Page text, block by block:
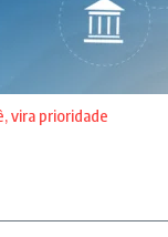
vira prioridade